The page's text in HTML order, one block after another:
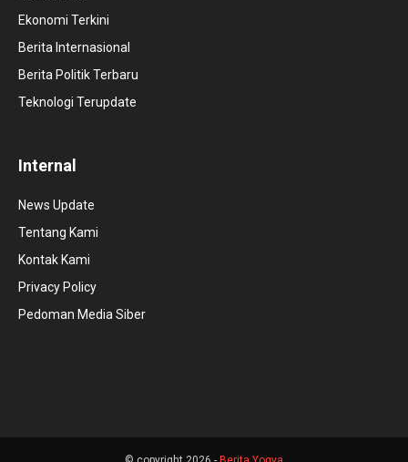
Ekonomi Terkini
Berita Internasional
Berita Politik Terbaru
Teknologi Terupdate
Internal
News Update
Tentang Kami
Kontak Kami
Privacy Policy
Pedoman Media Siber